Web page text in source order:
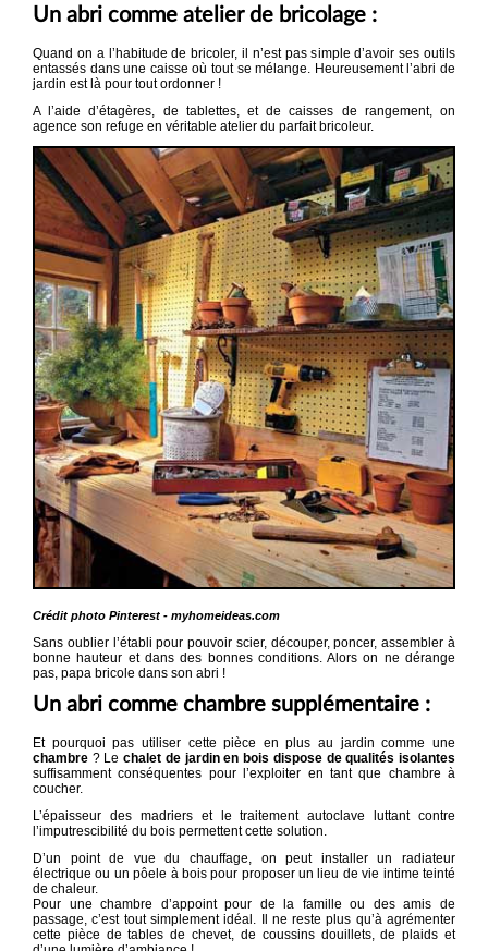
Un abri comme atelier de bricolage :
Quand on a l’habitude de bricoler, il n’est pas simple d’avoir ses outils
entassés dans une caisse où tout se mélange. Heureusement l’abri de
jardin est là pour tout ordonner !
A l’aide d’étagères, de tablettes, et de caisses de rangement, on
agence son refuge en véritable atelier du parfait bricoleur.
Crédit photo Pinterest - myhomeideas.com
Sans oublier l’établi pour pouvoir scier, découper, poncer, assembler à
bonne hauteur et dans des bonnes conditions. Alors on ne dérange
pas, papa bricole dans son abri !
Un abri comme chambre supplémentaire :
Et pourquoi pas utiliser cette pièce en plus au jardin comme une
chambre ? Lechalet de jardin en bois dispose de qualités isolantes
suffisamment conséquentes pour l’exploiter en tant que chambre à
coucher.
L’épaisseur des madriers et le traitement autoclave luttant contre
l’imputrescibilité du bois permettent cette solution.
D’un point de vue du chauffage, on peut installer un radiateur
électrique ou un pôele à bois pour proposer un lieu de vie intime teinté
de chaleur.
Pour une chambre d’appoint pour de la famille ou des amis de
passage, c’est tout simplement idéal. Il ne reste plus qu’à agrémenter
cette pièce de tables de chevet, de coussins douillets, de plaids et